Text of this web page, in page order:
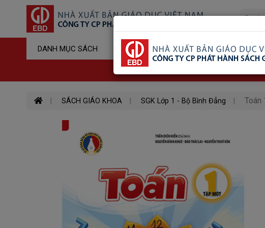
DANH MỤC SÁCH Sản Phẩm Đã Xem
SÁCH GIÁO KHOA SGK Lớp 1 - Bộ Bình Đẳng Toán